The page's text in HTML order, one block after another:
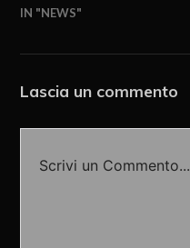
IN "NEWS"
Lascia un commento
Scrivi un Commento...